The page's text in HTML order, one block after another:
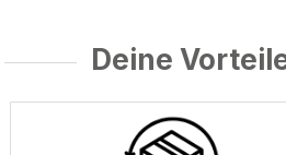
Deine